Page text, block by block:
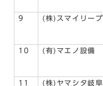
9
(株)スマイリープ
10
(有)マエノ設備
11
(株)ヤマシタ岐阜